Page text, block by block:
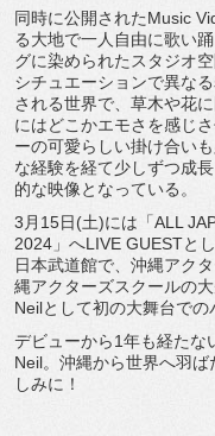
同時に公開されたMusic
る大地で一人自由に歌い
グに染められたスタジオ
シチュエーションで異な
される世界で、草木や花
にはどこかエモさを感じ
ーの可愛らしい掛け合い
な経験を経て少しずつ成
的な映像となっている。
3月15日(土)には「ALL
2024」へLIVE GUESTと
日本武道館で、沖縄アク
縄アクターズスクールの
Neilとして初の大舞台での
デビューから1年も経たな
Neil。沖縄から世界へ羽
しみに！